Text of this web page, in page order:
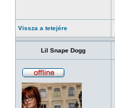
Vissza a tetejére
Lil Snape Dogg